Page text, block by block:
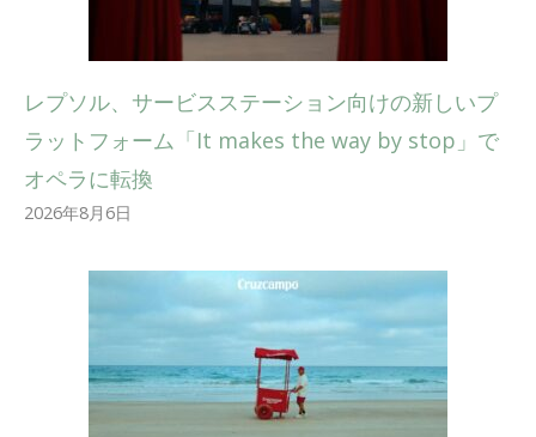
レプソル、サービスステーション向けの新しいプ
ラットフォーム「It makes the way by stop」で
オペラに転換
2026年8月6日